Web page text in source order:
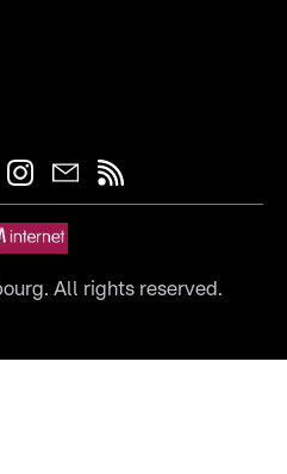
All rights reserved.